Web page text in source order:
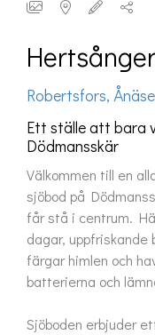
Robertsfors,
Ett ställe att bara
Dödmansskär
Välkommen till en
sjöbod på
får stå i centrum.
dagar, uppfriskande
färgar himlen och
batterierna och
Sjöboden erbjuder